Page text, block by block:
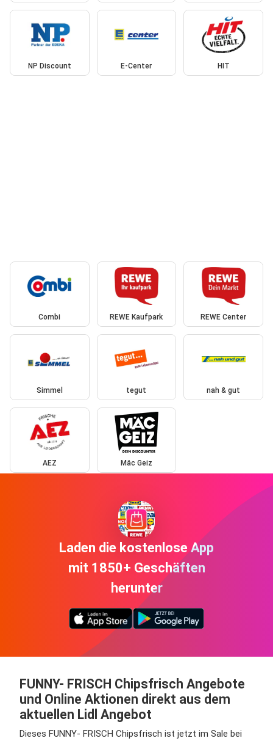
NP Discount E-Center HIT
Combi REWE Kaufpark REWE Center
Simmel tegut nah & gut
AEZ Mäc Geiz
Laden die kostenlose App
mit 1850+ Geschäften
herunter
FUNNY- FRISCH Chipsfrisch Angebote
und Online Aktionen direkt aus dem
aktuellen Lidl Angebot
Dieses FUNNY- FRISCH Chipsfrisch ist jetzt im Sale bei